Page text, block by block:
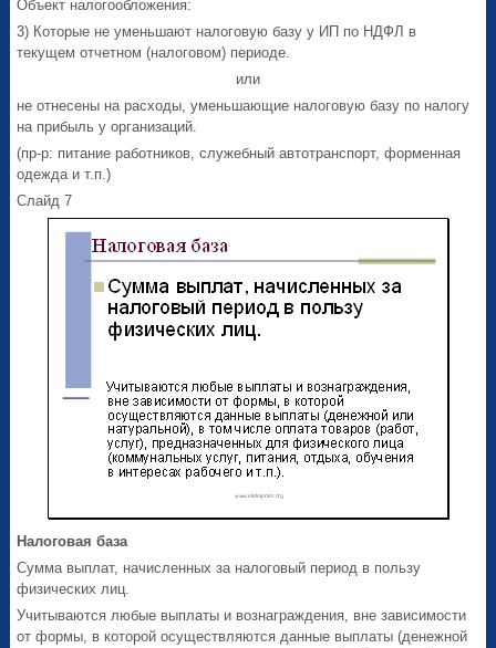
Объект налогообложения:
3) Которые не уменьшают налоговую базу у ИП по НДФЛ в
текущем отчетном (налоговом) периоде.
или
не отнесены на расходы, уменьшающие налоговую базу по налогу
на прибыль у организаций.
(пр-р: питание работников, служебный автотранспорт, форменная
одежда и т.п.)
Слайд 7
Налоговая база
Сумма выплат, начисленных за налоговый период в пользу
физических лиц.
Учитываются любые выплаты и вознаграждения, вне зависимости
от формы, в которой осуществляются данные выплаты (денежной